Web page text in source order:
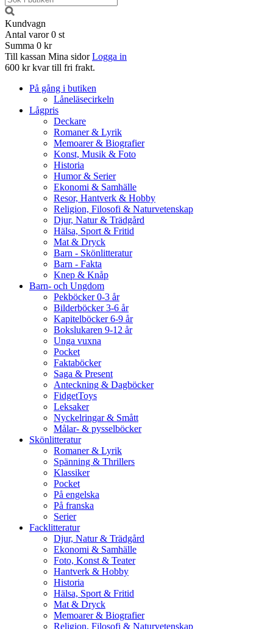
Kundvagn
Antal varor 0 st
Summa 0 kr
Till kassan Mina sidor Logga in
600 kr kvar till fri frakt.
På gång i butiken
Låneläsecirkeln
Lågpris
Deckare
Romaner & Lyrik
Memoarer & Biografier
Konst, Musik & Foto
Historia
Humor & Serier
Ekonomi & Samhälle
Resor, Hantverk & Hobby
Religion, Filosofi & Naturvetenskap
Djur, Natur & Trädgård
Hälsa, Sport & Fritid
Mat & Dryck
Barn - Skönlitteratur
Barn - Fakta
Knep & Knåp
Barn- och Ungdom
Pekböcker 0-3 år
Bilderböcker 3-6 år
Kapitelböcker 6-9 år
Bokslukaren 9-12 år
Unga vuxna
Pocket
Faktaböcker
Saga & Present
Anteckning & Dagböcker
FidgetToys
Leksaker
Nyckelringar & Smått
Målar- & pysselböcker
Skönlitteratur
Romaner & Lyrik
Spänning & Thrillers
Klassiker
Pocket
På engelska
På franska
Serier
Facklitteratur
Djur, Natur & Trädgård
Ekonomi & Samhälle
Foto, Konst & Teater
Hantverk & Hobby
Historia
Hälsa, Sport & Fritid
Mat & Dryck
Memoarer & Biografier
Religion, Filosofi & Naturvetenskap